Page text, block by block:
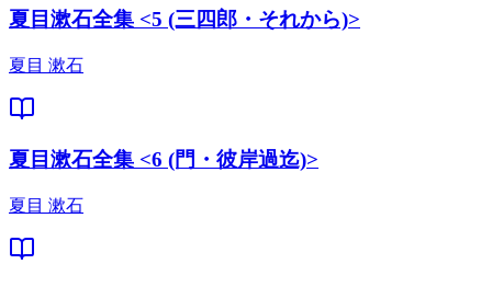
夏目漱石全集 <5 (三四郎・それから)>
夏目 漱石
夏目漱石全集 <6 (門・彼岸過迄)>
夏目 漱石